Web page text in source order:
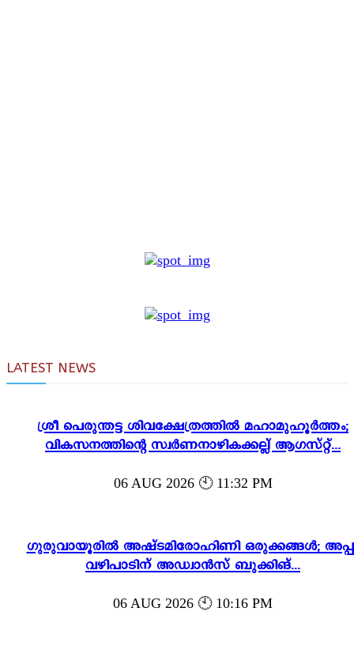
LATEST NEWS
ശ്രീ പെരുന്തട്ട ശിവക്ഷേത്രത്തിൽ മഹാമുഹൂർത്തം;
വികസനത്തിന്റെ സ്വർണനാഴികക്കല്ല് ആഗസ്റ്റ്...
06 AUG 2026 🕙 11:32 PM
ഗുരുവായൂരിൽ അഷ്ടമിരോഹിണി ഒരുക്കങ്ങൾ;
വഴിപാടിന് അഡ്വാൻസ് ബുക്കിങ്...
06 AUG 2026 🕙 10:16 PM